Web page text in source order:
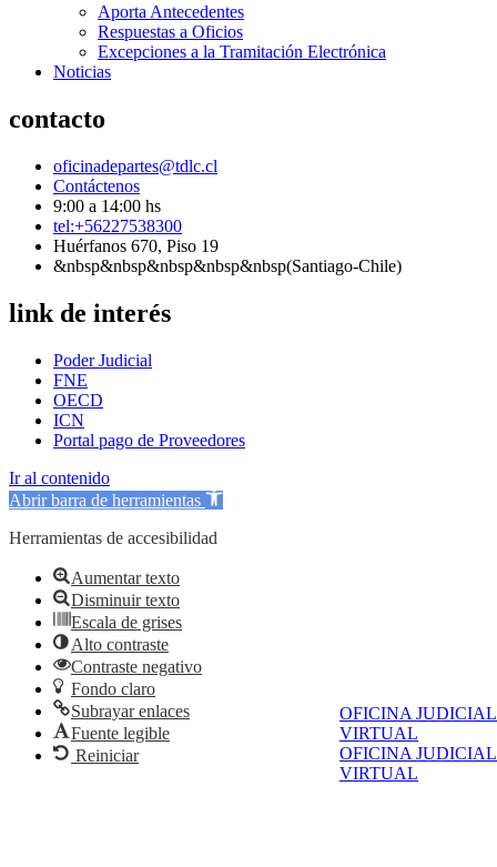
OFICINA JUDICIAL
VIRTUAL
OFICINA JUDICIAL
VIRTUAL
Aporta Antecedentes
Respuestas a Oficios
Excepciones a la Tramitación Electrónica
Noticias
contacto
oficinadepartes@tdlc.cl
Contáctenos
9:00 a 14:00 hs
tel:+56227538300
Huérfanos 670, Piso 19
&nbsp&nbsp&nbsp&nbsp&nbsp(Santiago-Chile)
link de interés
Poder Judicial
FNE
OECD
ICN
Portal pago de Proveedores
Ir al contenido
Abrir barra de herramientas
Herramientas de accesibilidad
Aumentar texto
Disminuir texto
Escala de grises
Alto contraste
Contraste negativo
Fondo claro
Subrayar enlaces
Fuente legible
Reiniciar